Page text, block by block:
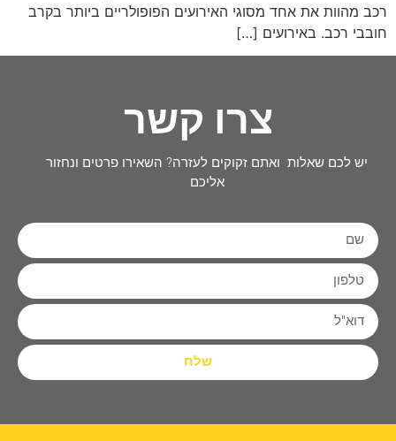
רכב מהוות את אחד מסוגי האירועים הפופולריים ביותר בקרב
חובבי רכב. באירועים […]
צרו קשר
יש לכם שאלות ואתם זקוקים לעזרה? השאירו פרטים ונחזור
אליכם
שלח